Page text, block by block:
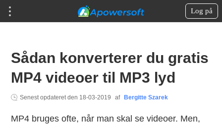
Log på
Sådan konverterer du gratis
MP4 videoer til MP3 lyd
Senest opdateret den 18-03-2019 af Bergitte Szarek
MP4 bruges ofte, når man skal se videoer. Men,